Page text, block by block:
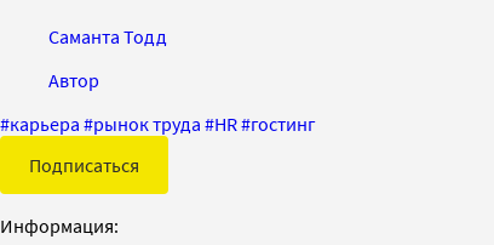
Саманта Тодд
Автор
#карьера #рынок труда #HR#гостинг
Подписаться
Информация: